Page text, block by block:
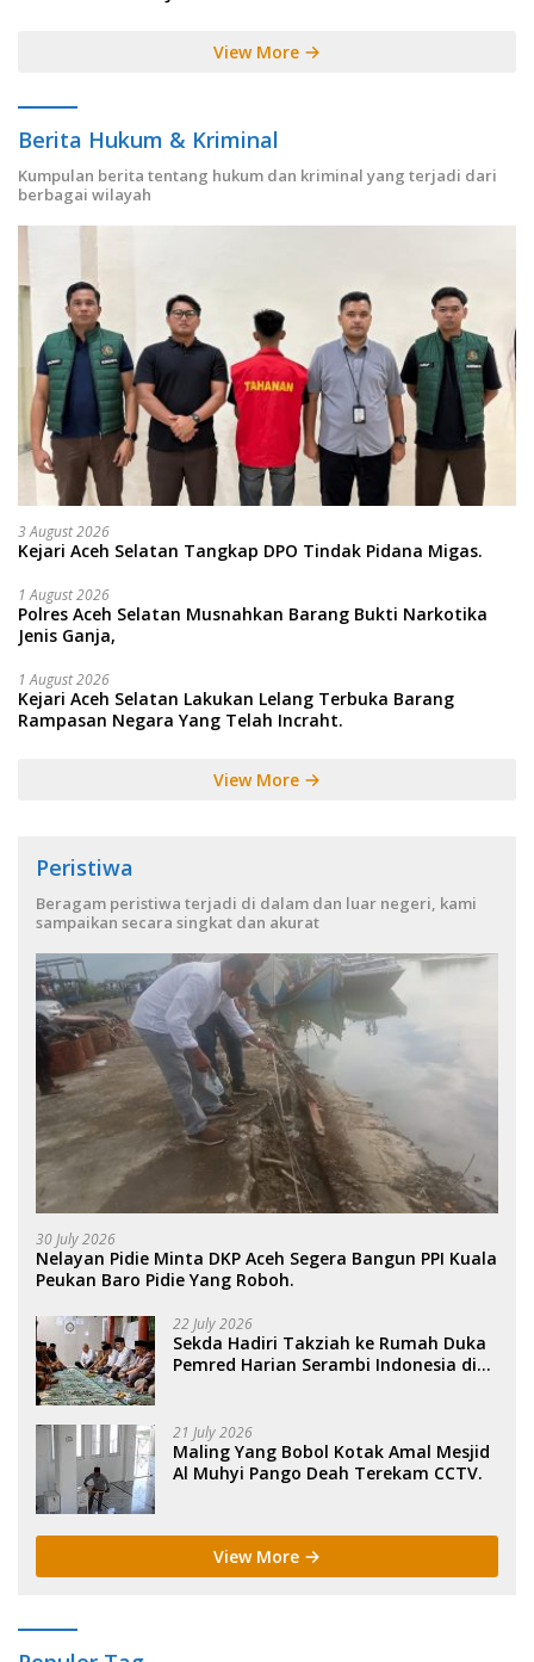
View More
Berita Hukum & Kriminal
Kumpulan berita tentang hukum dan kriminal yang terjadi dari
berbagai wilayah
3 August 2026
Kejari Aceh Selatan Tangkap DPO Tindak Pidana Migas.
1 August 2026
Polres Aceh Selatan Musnahkan Barang Bukti Narkotika
Jenis Ganja,
1 August 2026
Kejari Aceh Selatan Lakukan Lelang Terbuka Barang
Rampasan Negara Yang Telah Incraht.
View More
Peristiwa
Beragam peristiwa terjadi di dalam dan luar negeri, kami
sampaikan secara singkat dan akurat
30 July 2026
Nelayan Pidie Minta DKP Aceh Segera Bangun PPI Kuala
Peukan Baro Pidie Yang Roboh.
22 July 2026
Sekda Hadiri Takziah ke Rumah Duka
Pemred Harian Serambi Indonesia di
21 July 2026
Maling Yang Bobol Kotak Amal Mesjid
Al Muhyi Pango Deah Terekam CCTV.
View More